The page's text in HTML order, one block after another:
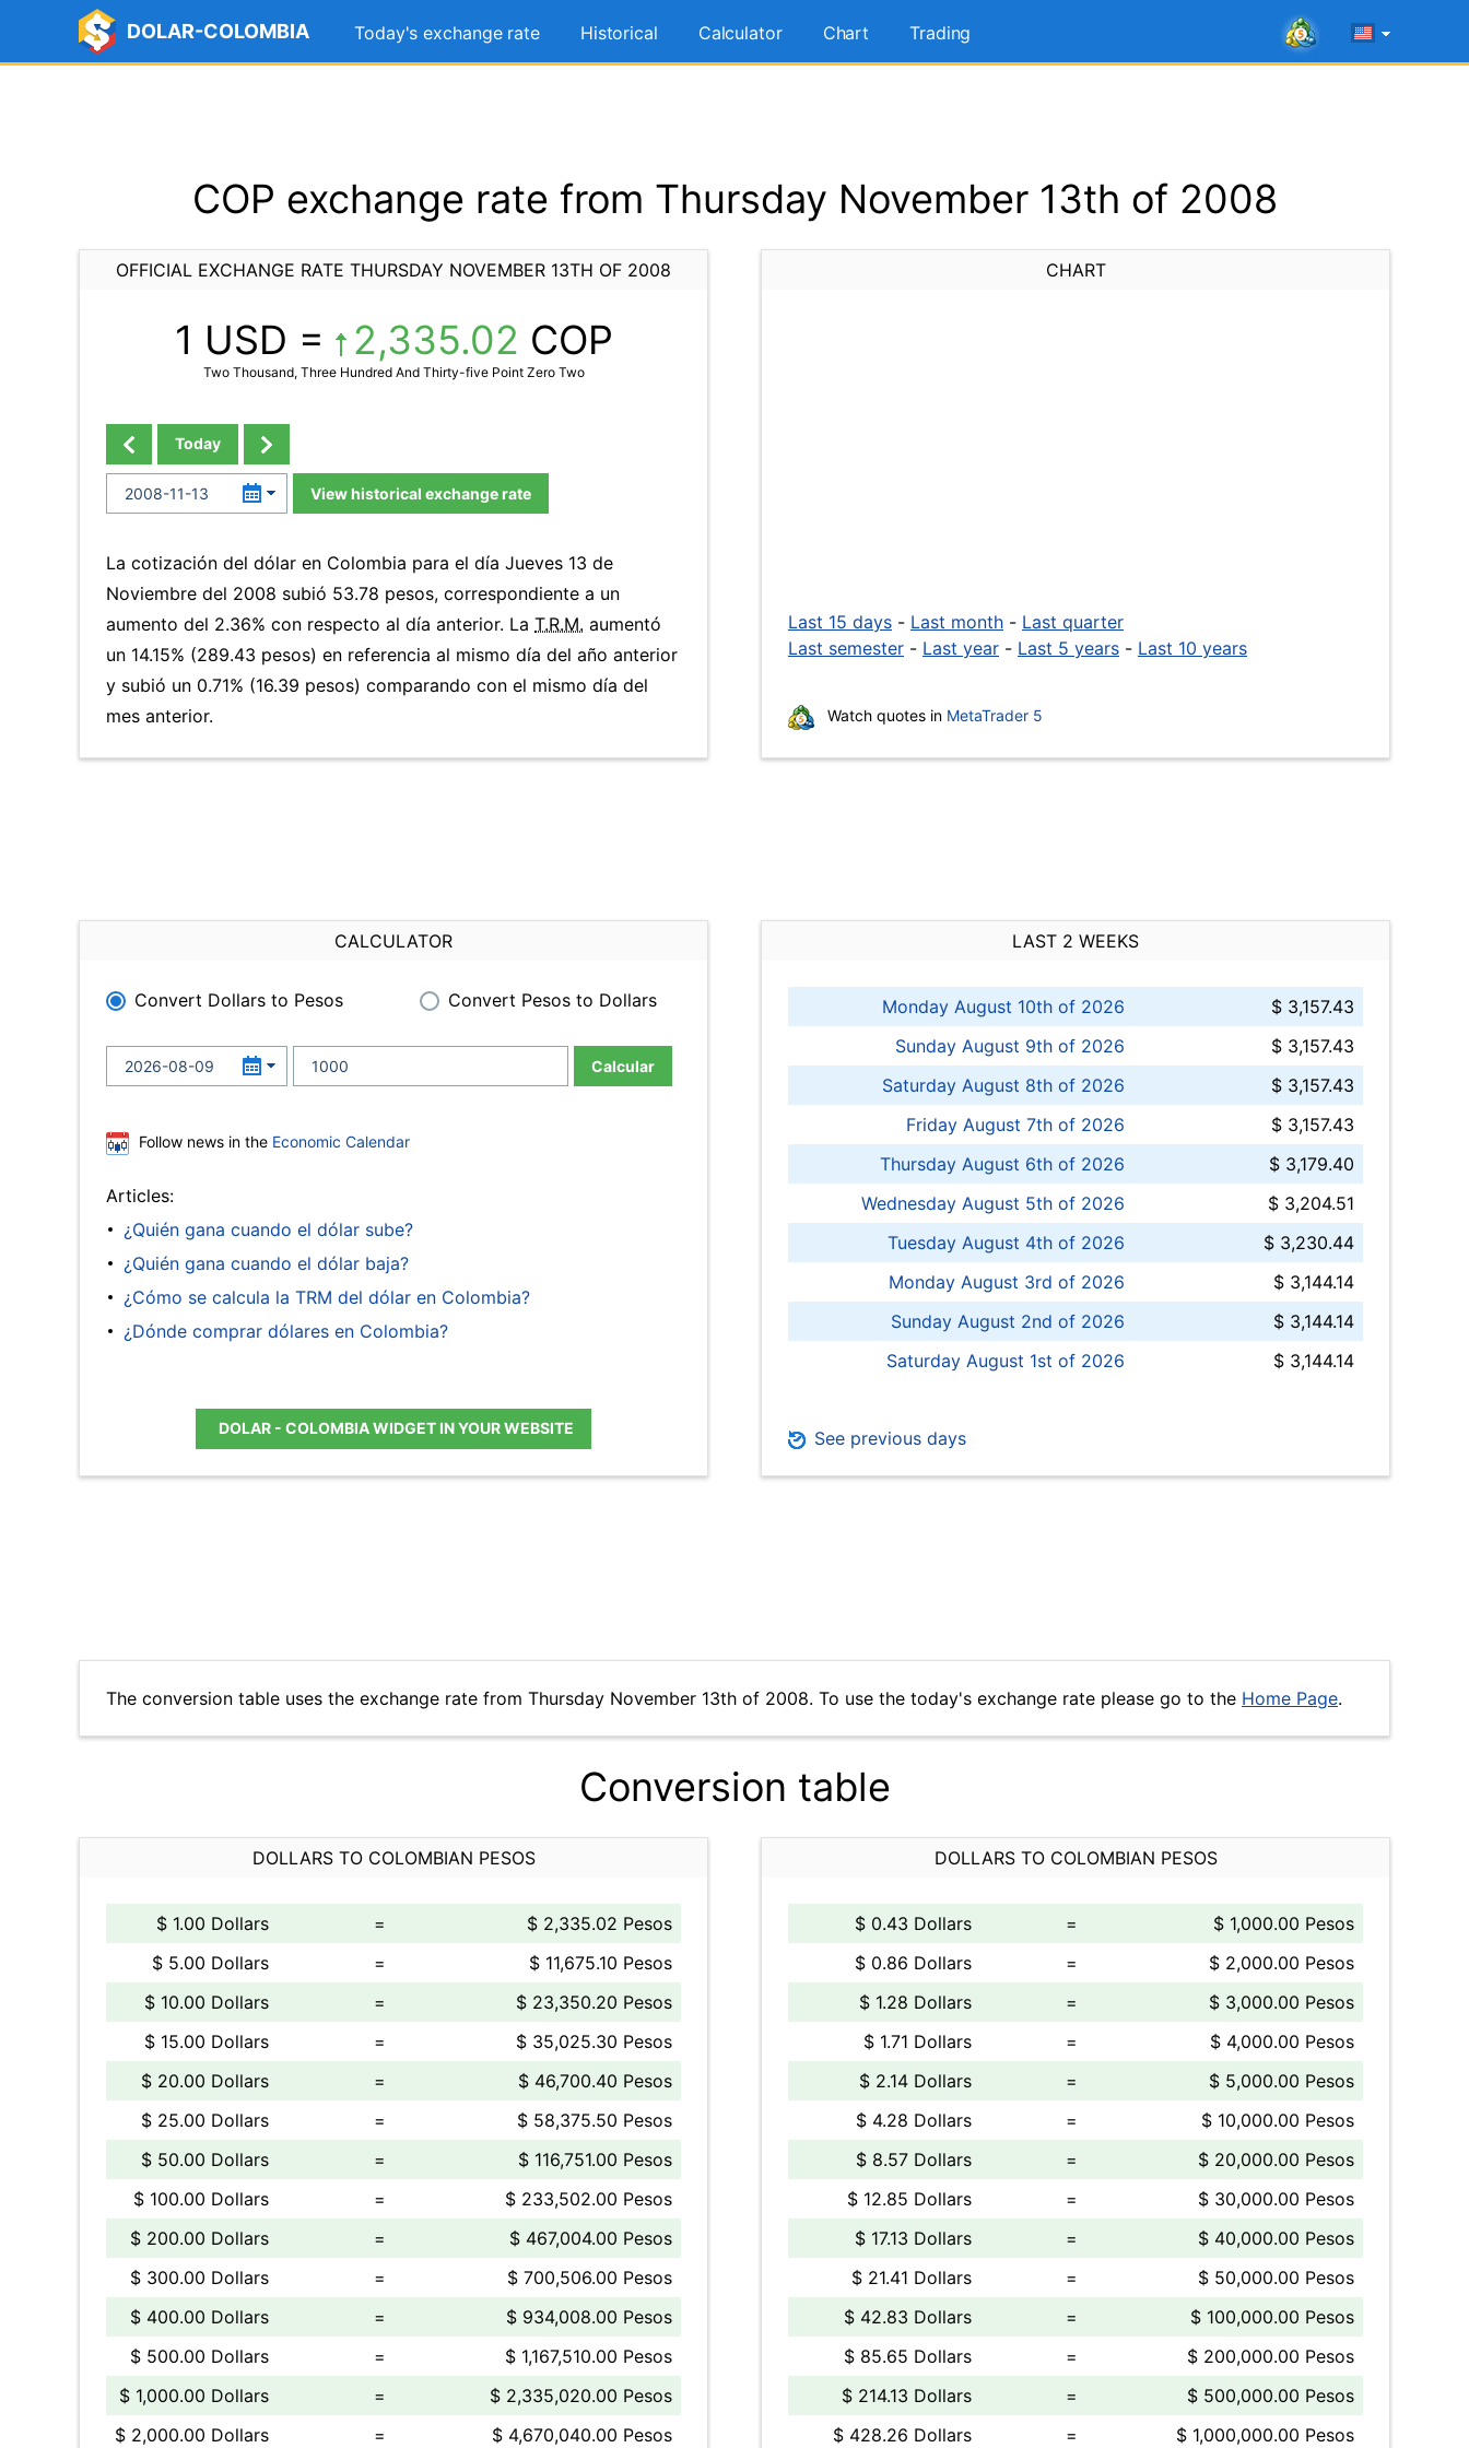
DOLAR-COLOMBIA Today's exchange rate Historical Calculator Chart Trading
COP exchange rate from Thursday November 13th of 2008
OFFICIAL EXCHANGE RATE THURSDAY NOVEMBER 13TH OF 2008
1 USD = 2,335.02 COP
Two Thousand, Three Hundred And Thirty-five Point Zero Two
Today
View historical exchange rate
La cotización del dólar en Colombia para el día Jueves 13 de
Noviembre del 2008 subió 53.78 pesos, correspondiente a un
aumento del 2.36% con respecto al día anterior. La T.R.M. aumentó
un 14.15% (289.43 pesos) en referencia al mismo día del año anterior
y subió un 0.71% (16.39 pesos) comparando con el mismo día del
mes anterior.
CHART
Last 15 days - Last month - Last quarter
Last semester - Last year - Last 5 years - Last 10 years
Watch quotes in MetaTrader 5
CALCULATOR
Convert Dollars to Pesos Convert Pesos to Dollars
Calcular
Follow news in the Economic Calendar
Articles:
¿Quién gana cuando el dólar sube?
¿Quién gana cuando el dólar baja?
¿Cómo se calcula la TRM del dólar en Colombia?
¿Dónde comprar dólares en Colombia?
DOLAR - COLOMBIA WIDGET IN YOUR WEBSITE
LAST 2 WEEKS
Monday August 10th of 2026
$ 3,157.43
Sunday August 9th of 2026
$ 3,157.43
Saturday August 8th of 2026
$ 3,157.43
Friday August 7th of 2026
$ 3,157.43
Thursday August 6th of 2026
$ 3,179.40
Wednesday August 5th of 2026
$ 3,204.51
Tuesday August 4th of 2026
$ 3,230.44
Monday August 3rd of 2026
$ 3,144.14
Sunday August 2nd of 2026
$ 3,144.14
Saturday August 1st of 2026
$ 3,144.14
See previous days
The conversion table uses the exchange rate from Thursday November 13th of 2008. To use the today's exchange rate please go to the Home Page.
Conversion table
DOLLARS TO COLOMBIAN PESOS
$ 1.00 Dollars =
$ 2,335.02 Pesos
$ 5.00 Dollars
=
$ 11,675.10 Pesos
$ 10.00 Dollars
=
$ 23,350.20 Pesos
$ 15.00 Dollars
=
$ 35,025.30 Pesos
$ 20.00 Dollars
=
$ 46,700.40 Pesos
$ 25.00 Dollars
=
$ 58,375.50 Pesos
$ 50.00 Dollars
=
$ 116,751.00 Pesos
$ 100.00 Dollars
=
$ 233,502.00 Pesos
$ 200.00 Dollars
=
$ 467,004.00 Pesos
$ 300.00 Dollars
=
$ 700,506.00 Pesos
$ 400.00 Dollars
=
$ 934,008.00 Pesos
$ 500.00 Dollars
=
$ 1,167,510.00 Pesos
$ 1,000.00 Dollars
=
$ 2,335,020.00 Pesos
$ 2,000.00 Dollars
= $ 4,670,040.00 Pesos
DOLLARS TO COLOMBIAN PESOS
$ 0.43 Dollars =
$ 1,000.00 Pesos
$ 0.86 Dollars
=
$ 2,000.00 Pesos
$ 1.28 Dollars
=
$ 3,000.00 Pesos
$ 1.71 Dollars
=
$ 4,000.00 Pesos
$ 2.14 Dollars
=
$ 5,000.00 Pesos
$ 4.28 Dollars
=
$ 10,000.00 Pesos
$ 8.57 Dollars
=
$ 20,000.00 Pesos
$ 12.85 Dollars
=
$ 30,000.00 Pesos
$ 17.13 Dollars
=
$ 40,000.00 Pesos
$ 21.41 Dollars
=
$ 50,000.00 Pesos
$ 42.83 Dollars
=
$ 100,000.00 Pesos
$ 85.65 Dollars
=
$ 200,000.00 Pesos
$ 214.13 Dollars
=
$ 500,000.00 Pesos
$ 428.26 Dollars
= $ 1,000,000.00 Pesos